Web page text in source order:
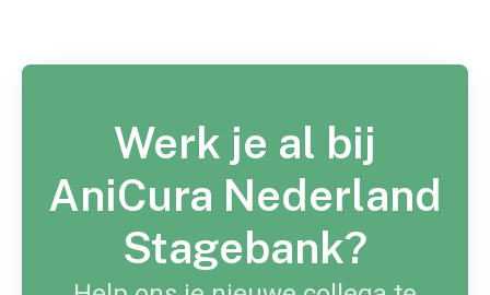
Werk je al bij
AniCura Nederland
Stagebank?